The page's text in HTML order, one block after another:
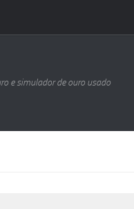
e simulador de ouro usado